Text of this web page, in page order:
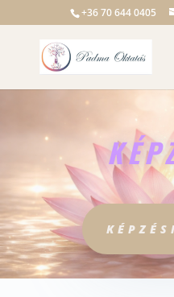
+36 70 644 0405